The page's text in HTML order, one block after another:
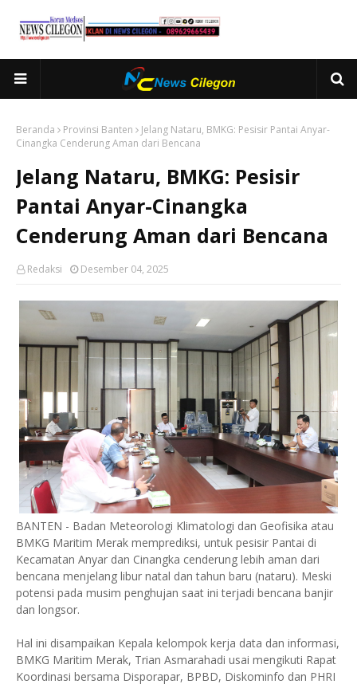
Beranda Provinsi Banten
Jelang Nataru, BMKG: Pesisir Pantai Anyar-
Cinangka Cenderung Aman dari Bencana
Jelang Nataru, BMKG: Pesisir
Pantai Anyar-Cinangka
Cenderung Aman dari Bencana
Redaksi Desember 04, 2025
BANTEN - Badan Meteorologi Klimatologi dan Geofisika atau
BMKG Maritim Merak memprediksi, untuk pesisir Pantai di
Kecamatan Anyar dan Cinangka cenderung lebih aman dari
bencana menjelang libur natal dan tahun baru (nataru). Meski
potensi pada musim penghujan saat ini terjadi bencana banjir
dan longsor.
Hal ini disampaikan Kepala kelompok kerja data dan informasi,
BMKG Maritim Merak, Trian Asmarahadi usai mengikuti Rapat
Koordinasi bersama Disporapar, BPBD, Diskominfo dan PHRI